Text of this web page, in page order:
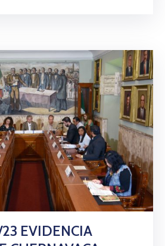
EVIDENCIA